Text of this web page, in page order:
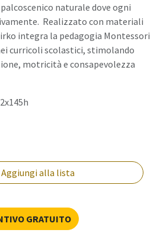
naturale dove ogni
Realizzato con materiali
integra la pedagogia Montessori
curricoli scolastici, stimolando
motricità e consapevolezza
Aggiungi alla lista
GRATUITO